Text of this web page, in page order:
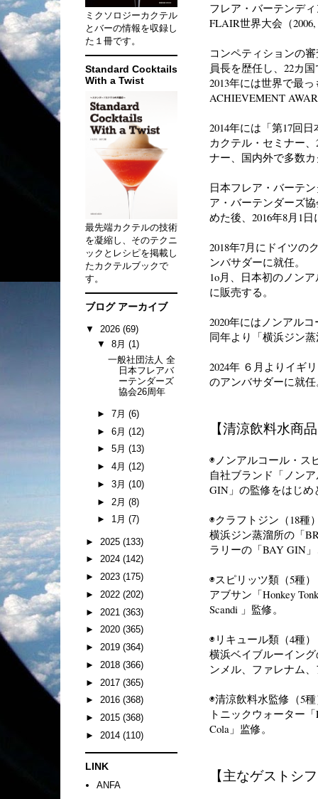
フレア・バーテンデ
FLAIR世界大会（2006,
コンペティションの
員長を歴任し、22カ
2013年には世界で最
ACHIEVEMENT
2014年には「第17回
カクテル・セミナー
ナー、国内外で多数
日本フレア・バーテ
ア・バーテンダーズ
めた後、2016年8月1
2018年7月にドイツの
ンバサダーに就任。
1o月、日本初のノン
に販売する。
2020年にはノンアル
同年より「横浜ジン
2024年 ６月よりイギ
のアンバサダーに就
【清涼飲料水商
◉ノンアルコール・ス
自社ブランド「ノン
GIN」の監修をはじめ
◉クラフトジン（18種
横浜ジン蒸溜所の 「
ラリーの「BAY GIN
◉スピリッツ類（5種）
アブサン「Honkey Tonk
Scandi 」監修。
◉リキュール類（4種）
横浜ベイブルーイン
ンメル、ファレナム
◉清涼飲料水監修（5
トニックウォーター「
Cola」监修。
【主なゲストシ
ミクソロジーカクテル
とバーの情報を収録し
た１冊です。
Standard Cocktails
With a Twist
最先端カクテルの技術
を凝縮し、そのテクニ
ックとレシピを掲載し
たカクテルブックで
す。
ブログ アーカイブ
▼ 2026 (69)
▼ 8月 (1)
一般社団法人 全
日本フレアバ
ーテンダーズ
協会26周年
► 7月 (6)
► 6月 (12)
► 5月 (13)
► 4月 (12)
► 3月 (10)
► 2月 (8)
► 1月 (7)
► 2025 (133)
► 2024 (142)
► 2023 (175)
► 2022 (202)
► 2021 (363)
► 2020 (365)
► 2019 (364)
► 2018 (366)
► 2017 (365)
► 2016 (368)
► 2015 (368)
► 2014 (110)
LINK
ANFA